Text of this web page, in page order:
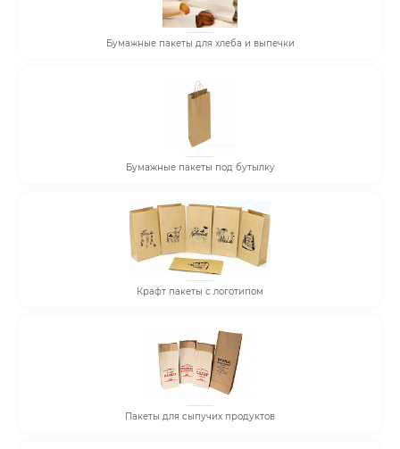
Бумажные пакеты для хлеба и выпечки
Бумажные пакеты под бутылку
Крафт пакеты с логотипом
Пакеты для сыпучих продуктов